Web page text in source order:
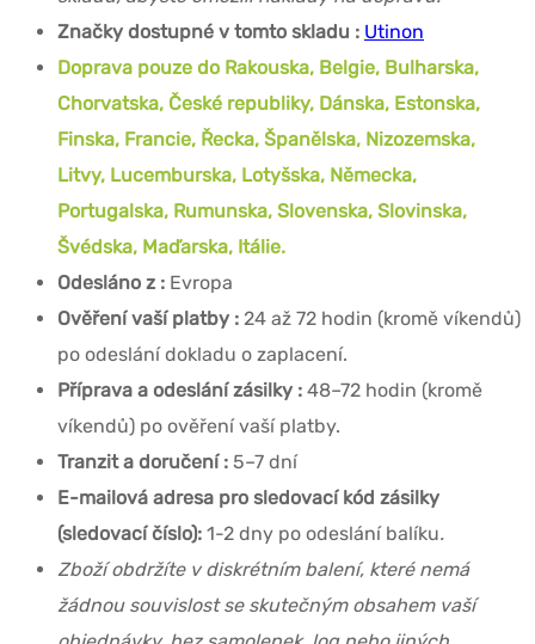
Značky dostupné v tomto skladu : Utinon
Doprava pouze do Rakouska, Belgie, Bulharska,
Chorvatska, České republiky, Dánska, Estonska,
Finska, Francie, Řecka, Španělska, Nizozemska,
Litvy, Lucemburska, Lotyšska, Německa,
Portugalska, Rumunska, Slovenska, Slovinska,
Švédska, Maďarska, Itálie.
Odesláno z : Evropa
Ověření vaší platby : 24 až 72 hodin (kromě víkendů)
po odeslání dokladu o zaplacení.
Příprava a odeslání zásilky : 48–72 hodin (kromě
víkendů) po ověření vaší platby.
Tranzit a doručení : 5–7 dní
E-mailová adresa pro sledovací kód zásilky
(sledovací číslo): 1-2 dny po odeslání balíku.
Zboží obdržíte v diskrétním balení, které nemá
žádnou souvislost se skutečným obsahem vaší